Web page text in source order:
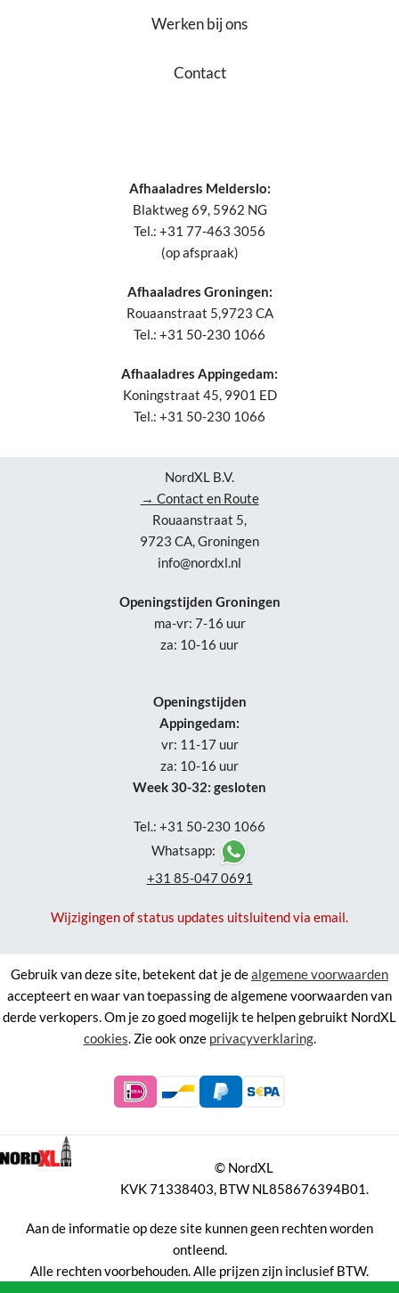
Werken bij ons
Contact
Afhaaladres Melderslo:
Blaktweg 69, 5962 NG
Tel.: +31 77-463 3056
(op afspraak)
Afhaaladres Groningen:
Rouaanstraat 5,9723 CA
Tel.: +31 50-230 1066
Afhaaladres Appingedam:
Koningstraat 45, 9901 ED
Tel.: +31 50-230 1066
NordXL B.V.
→ Contact en Route
Rouaanstraat 5,
9723 CA, Groningen
info@nordxl.nl
Openingstijden Groningen
ma-vr: 7-16 uur
za: 10-16 uur
Openingstijden
Appingedam:
vr: 11-17 uur
za: 10-16 uur
Week 30-32: gesloten
Tel.: +31 50-230 1066
Whatsapp:
+31 85-047 0691
Wijzigingen of status updates uitsluitend via email.
Gebruik van deze site, betekent dat je dealgemene voorwaarden
accepteert en waar van toepassing de algemene voorwaarden van
derde verkopers. Om je zo goed mogelijk te helpen gebruikt NordXL
cookies. Zie ook onze privacyverklaring.
© NordXL
KVK 71338403, BTW NL858676394B01.
Aan de informatie op deze site kunnen geen rechten worden
ontleend.
Alle rechten voorbehouden. Alle prijzen zijn inclusief BTW.